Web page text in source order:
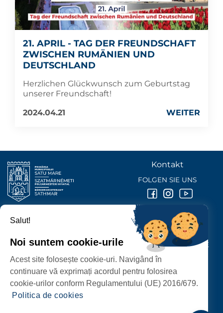
21. APRIL - TAG DER FREUNDSCHAFT
ZWISCHEN RUMÄNIEN UND
DEUTSCHLAND
Herzlichen Glückwunsch zum Geburtstag
unserer Freundschaft!
2024.04.21
WEITER
SCHUTZ DER PERSONENBEZOGENEN DATEN
BÜRGERMEISTERAMT DER STADT
P-ȚA 25 OCTOMBRIE, NR. 1 CORP M, 440026 SATU MARE
Kontakt
FOLGEN SIE UNS
Salut!
Noi suntem cookie-urile
Acest site folosește cookie-uri. Navigând în
continuare vă exprimați acordul pentru folosirea
cookie-urilor conform Regulamentului (UE) 2016/679.
Politica de cookies